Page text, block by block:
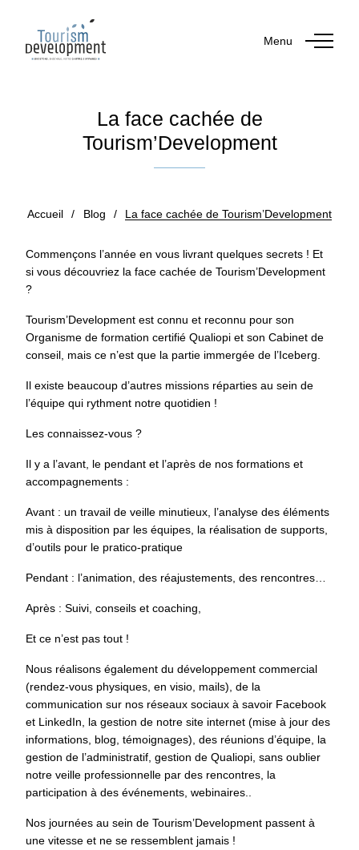
Menu
La face cachée de
Tourism’Development
Accueil / Blog / La face cachée de Tourism’Development
Commençons l’année en vous livrant quelques secrets ! Et
si vous découvriez la face cachée de Tourism’Development
?
Tourism’Development est connu et reconnu pour son
Organisme de formation certifié Qualiopi et son Cabinet de
conseil, mais ce n’est que la partie immergée de l’Iceberg.
Il existe beaucoup d’autres missions réparties au sein de
l’équipe qui rythment notre quotidien !
Les connaissez-vous ?
Il y a l’avant, le pendant et l’après de nos formations et
accompagnements :
Avant : un travail de veille minutieux, l’analyse des éléments
mis à disposition par les équipes, la réalisation de supports,
d’outils pour le pratico-pratique
Pendant : l’animation, des réajustements, des rencontres…
Après : Suivi, conseils et coaching,
Et ce n’est pas tout !
Nous réalisons également du développement commercial
(rendez-vous physiques, en visio, mails), de la
communication sur nos réseaux sociaux à savoir Facebook
et LinkedIn, la gestion de notre site internet (mise à jour des
informations, blog, témoignages), des réunions d’équipe, la
gestion de l’administratif, gestion de Qualiopi, sans oublier
notre veille professionnelle par des rencontres, la
participation à des événements, webinaires..
Nos journées au sein de Tourism’Development passent à
une vitesse et ne se ressemblent jamais !